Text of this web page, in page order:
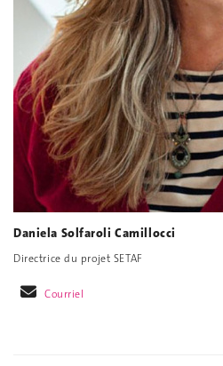
Daniela Solfaroli Camillocci
Directrice du projet SETAF
Courriel